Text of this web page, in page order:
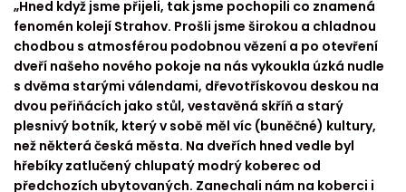
„Hned když jsme přijeli, tak jsme pochopili co znamená
fenomén kolejí Strahov. Prošli jsme širokou a chladnou
chodbou s atmosférou podobnou vězení a po otevření
dveří našeho nového pokoje na nás vykoukla úzká nudle
s dvěma starými válendami, dřevotřískovou deskou na
dvou peřiňácích jako stůl, vestavěná skříň a starý
plesnivý botník, který v sobě měl víc (buněčné) kultury,
než některá česká města. Na dveřích hned vedle byl
hřebíky zatlučený chlupatý modrý koberec od
předchozích ubytovaných. Zanechali nám na koberci i